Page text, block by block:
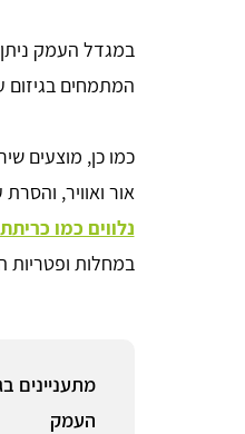
במגדל העמק
המתמחים בגיזום
כמו כן, מוצעים
אור ואוויר,
נלווים כמו
במחלות ופטריות
מתעניינים
העמק